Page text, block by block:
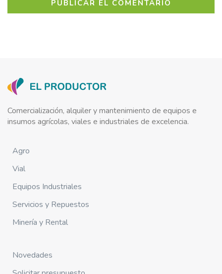
Comercialización, alquiler y mantenimiento de equipos e
insumos agrícolas, viales e industriales de excelencia.
Agro
Vial
Equipos Industriales
Servicios y Repuestos
Minería y Rental
Novedades